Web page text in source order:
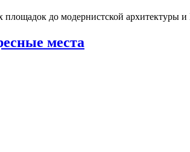
площадок до модернистской архитектуры
места